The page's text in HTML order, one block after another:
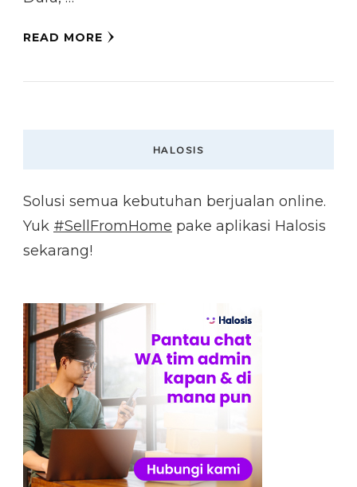
READ MORE
HALOSIS
Solusi semua kebutuhan berjualan online.
Yuk #SellFromHome pake aplikasi Halosis
sekarang!